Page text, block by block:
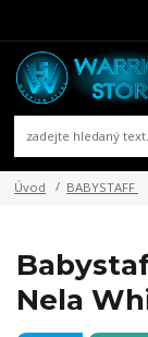
Úvod BABYSTAFF
Nela